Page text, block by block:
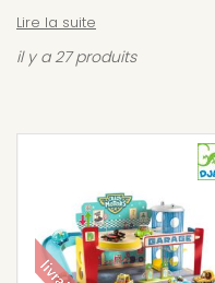
unique inspiré de célèbre
Crazy Motors et un circuit
de voitures de jouer des
Les voitures de la
environ 25 modèles
partir de juillet 2023.
Lire la suite
il y a 27 produits